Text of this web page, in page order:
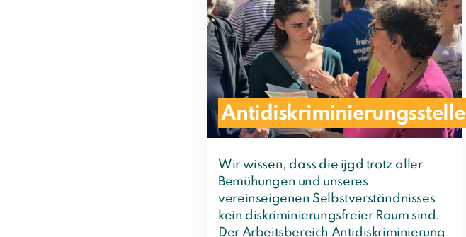
Antidiskriminierungsstelle
Wir wissen, dass die ijgd trotz aller
Bemühungen und unseres
vereinseigenen Selbstverständnisses
kein diskriminierungsfreier Raum sind.
Der Arbeitsbereich Antidiskriminierung